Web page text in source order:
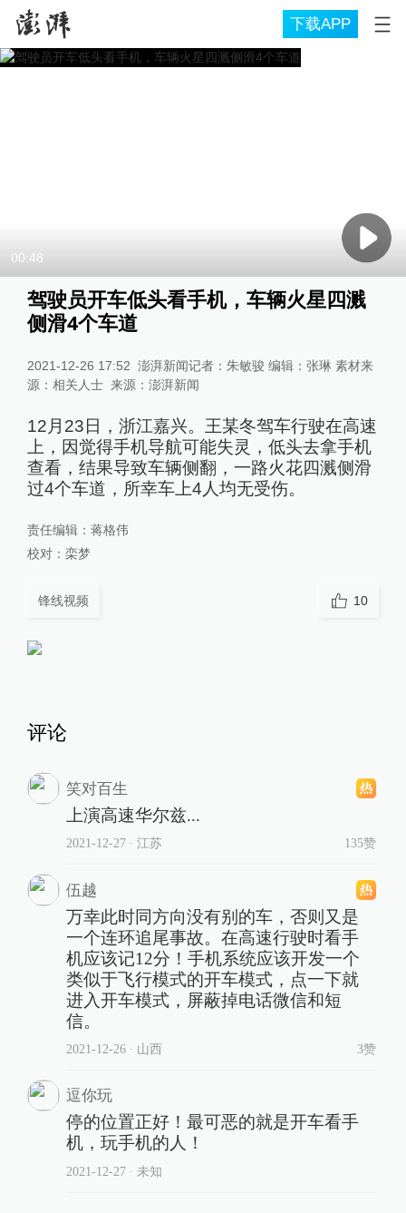
下载APP
00:48
驾驶员开车低头看手机，车辆火星四溅
侧滑4个车道
2021-12-26 17:52 澎湃新闻记者：朱敏骏 编辑：张琳 素材来
源：相关人士 来源： 澎湃新闻
12月23日，浙江嘉兴。王某冬驾车行驶在高速
上，因觉得手机导航可能失灵，低头去拿手机
查看，结果导致车辆侧翻，一路火花四溅侧滑
过4个车道，所幸车上4人均无受伤。
责任编辑： 蒋格伟
校对： 栾梦
锋线视频 10
评论
笑对百生
上演高速华尔兹...
2021-12-27∙ 江苏 135赞
伍越
万幸此时同方向没有别的车，否则又是
一个连环追尾事故。在高速行驶时看手
机应该记12分！手机系统应该开发一个
类似于飞行模式的开车模式，点一下就
进入开车模式，屏蔽掉电话微信和短
信。
2021-12-26∙ 山西 3赞
逗你玩
停的位置正好！最可恶的就是开车看手
机，玩手机的人！
2021-12-27∙ 未知